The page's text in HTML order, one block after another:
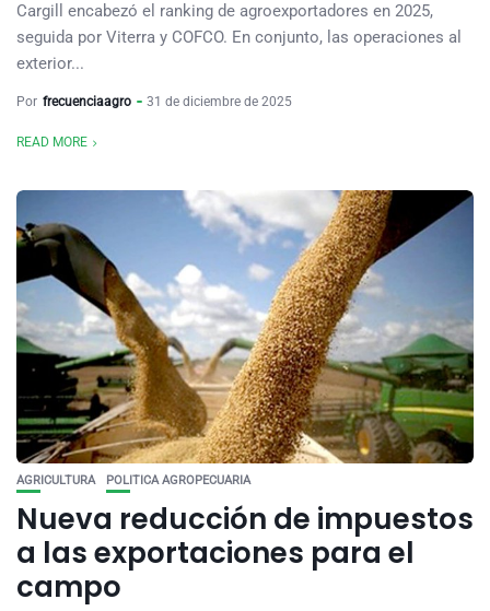
Cargill encabezó el ranking de agroexportadores en 2025,
seguida por Viterra y COFCO. En conjunto, las operaciones al
exterior...
Por frecuenciaagro 31 de diciembre de 2025
READ MORE
AGRICULTURA POLITICA AGROPECUARIA
Nueva reducción de impuestos
a las exportaciones para el
campo